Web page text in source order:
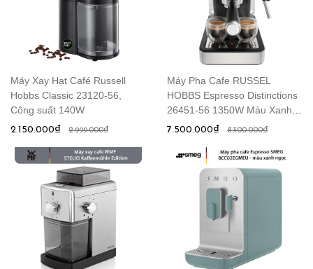
Máy Xay Hạt Café Russell
Hobbs Classic 23120-56,
Công suất 140W
2.150.000₫ 2.999.000₫
Máy Pha Cafe RUSSEL
HOBBS Espresso Distinctions
26451-56 1350W Màu Xanh
Biển
7.500.000₫ 8.300.000₫